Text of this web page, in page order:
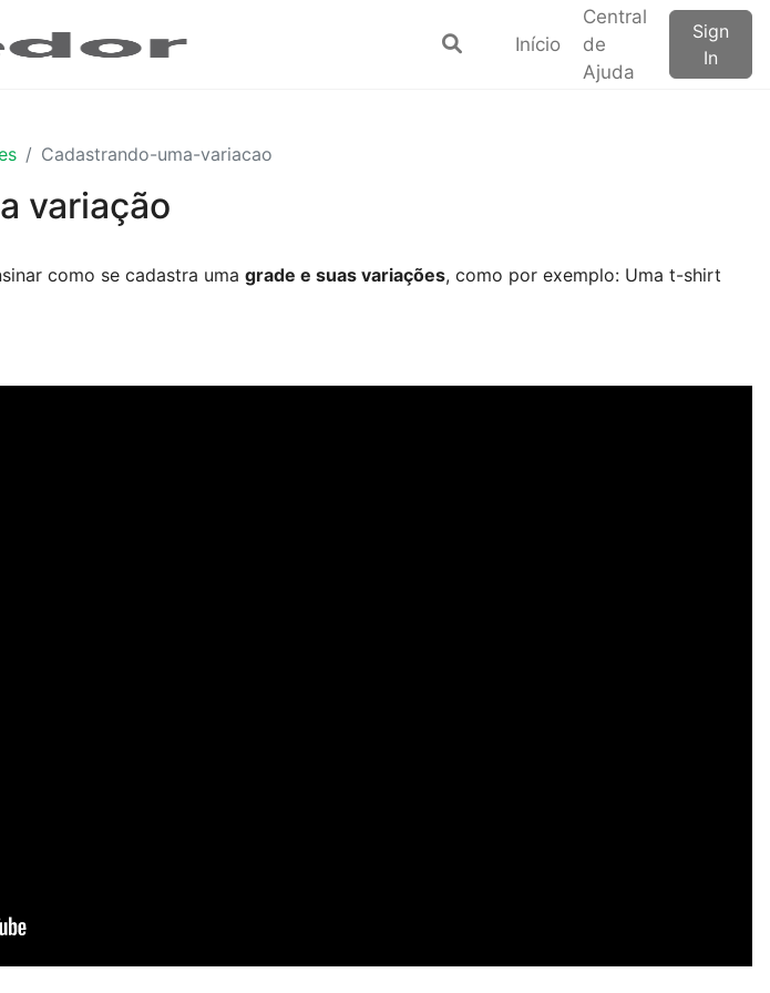
Início
Central
de
Ajuda
Sign
In
Cadastrando-uma-variacao
variação
como se cadastra uma grade e suas variações, como por exemplo: Uma t-shirt